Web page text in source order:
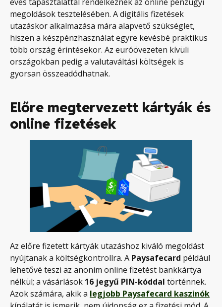
megoldások tesztelésében. A digitális fizetések
utazáskor alkalmazása mára alapvető szükséglet,
hiszen a készpénzhasználat egyre kevésbé praktikus
több ország érintésekor. Az euróövezeten kívüli
országokban pedig a valutaváltási költségek is
gyorsan összeadódhatnak.
Előre megtervezett kártyák és
online fizetések
Az előre fizetett kártyák utazáshoz kiváló megoldást
nyújtanak a költségkontrollra. A Paysafecard például
lehetővé teszi az anonim online fizetést bankkártya
nélkül; a vásárlások 16 jegyű PIN-kóddal történnek.
Azok számára, akik a legjobb Paysafecard kaszinók